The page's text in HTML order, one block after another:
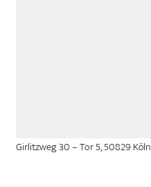
Girlitzweg 30 – Tor 5, 50829 Köln